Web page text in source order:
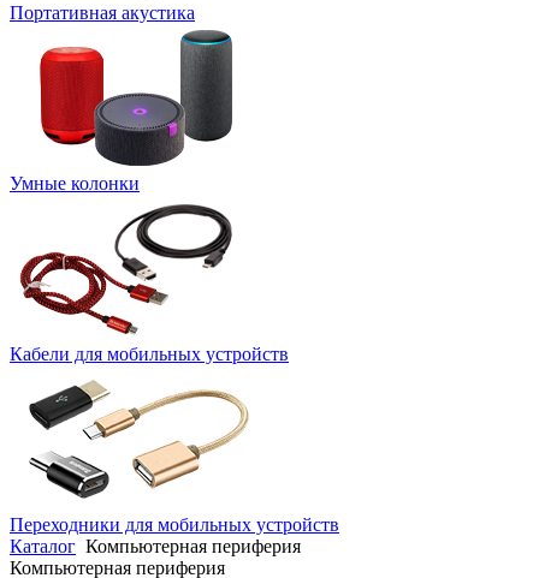
Портативная акустика
Умные колонки
Кабели для мобильных устройств
Переходники для мобильных устройств
Каталог Компьютерная периферия
Компьютерная периферия